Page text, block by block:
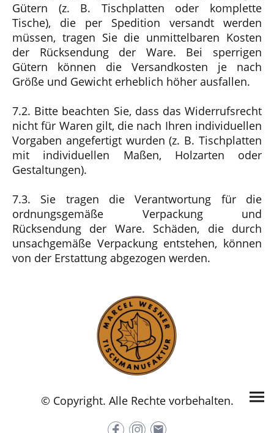
Gütern (z. B. Tischplatten oder komplette
Tische), die per Spedition versandt werden
müssen, tragen Sie die unmittelbaren Kosten
der Rücksendung der Ware. Bei sperrigen
Gütern können die Versandkosten je nach
Größe und Gewicht erheblich höher ausfallen.
7.2. Bitte beachten Sie, dass das Widerrufsrecht
nicht für Waren gilt, die nach Ihren individuellen
Vorgaben angefertigt wurden (z. B. Tischplatten
mit individuellen Maßen, Holzarten oder
Gestaltungen).
7.3. Sie tragen die Verantwortung für die
ordnungsgemäße Verpackung und
Rücksendung der Ware. Schäden, die durch
unsachgemäße Verpackung entstehen, können
von der Erstattung abgezogen werden.
© Copyright. Alle Rechte vorbehalten.